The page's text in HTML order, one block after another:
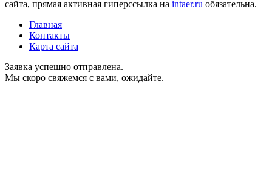
сайта, прямая активная гиперссылка на intaer.ru обязательна.
Главная
Контакты
Карта сайта
Заявка успешно отправлена.
Мы скоро свяжемся с вами, ожидайте.